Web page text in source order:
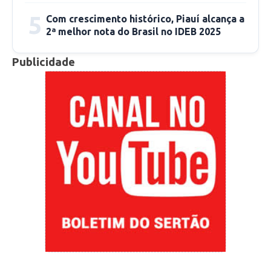
cuidado com o que é dito, que seja algo com
todos possa sair dessa crise bem.
5 Com crescimento histórico, Piauí alcança a
2ª melhor nota do Brasil no IDEB 2025
Publicidade